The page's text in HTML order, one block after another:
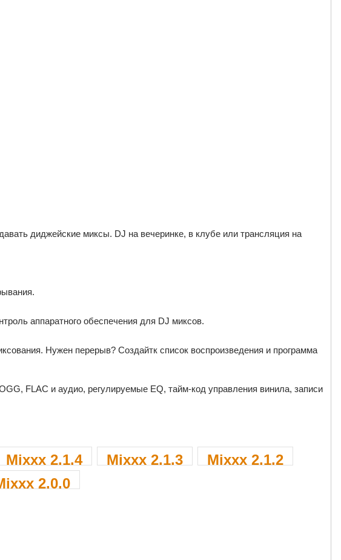
диджейские миксы. DJ на вечеринке, в клубе или трансляция на
аппаратного обеспечения для DJ миксов.
Нужен перерыв? Создайтк список воспроизведения и программа
FLAC и аудио, регулируемые EQ, тайм-код управления винила, записи
Mixxx 2.1.4 Mixxx 2.1.3
Mixxx 2.1.2
2.0.0